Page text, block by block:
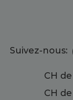
Suivez-nous:
CH
CH